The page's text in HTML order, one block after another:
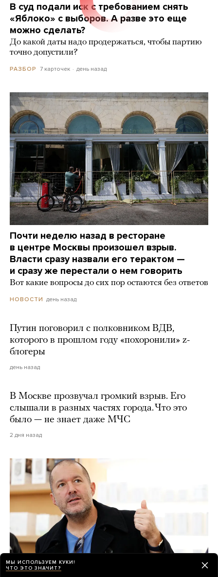
В суд подали иск с требованием снять
«Яблоко» с выборов. А разве это еще
можно сделать?
До какой даты надо продержаться, чтобы партию
точно допустили?
РАЗБОР 7 карточек день назад
Почти неделю назад в ресторане
в центре Москвы произошел взрыв.
Власти сразу назвали его терактом —
и сразу же перестали о нем говорить
Вот какие вопросы до сих пор остаются без ответов
НОВОСТИ день назад
Путин поговорил с полковником ВДВ,
которого в прошлом году «похоронили» z-
блогеры
день назад
В Москве прозвучал громкий взрыв. Его
слышали в разных частях города. Что это
было — не знает даже МЧС
2 дня назад
МЫ ИСПОЛЬЗУЕМ КУКИ!
ЧТО ЭТО ЗНАЧИТ?